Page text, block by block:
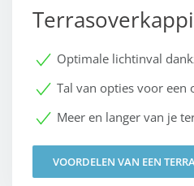
Optimale lichtinval
Tal van opties voor een
Meer en langer van je
VOORDELEN VAN EEN